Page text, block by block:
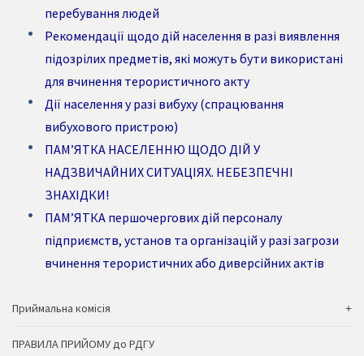
перебування людей
Рекомендації щодо дій населення в разі виявлення
підозрілих предметів, які можуть бути використані
для вчинення терористичного акту
Дії населення у разі вибуху (спрацювання
вибухового пристрою)
ПАМ’ЯТКА НАСЕЛЕННЮ ЩОДО ДІЙ У
НАДЗВИЧАЙНИХ СИТУАЦІЯХ. НЕБЕЗПЕЧНІ
ЗНАХІДКИ!
ПАМ’ЯТКА першочергових дій персоналу
підприємств, установ та організацій у разі загрози
вчинення терористичних або диверсійних актів
Приймальна комісія
ПРАВИЛА ПРИЙОМУ до РДГУ